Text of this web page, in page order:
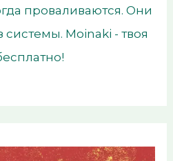
проваливаются. Они
Moinaki - твоя